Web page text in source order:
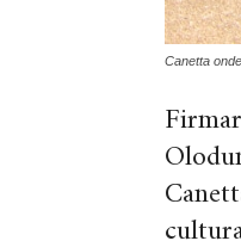
Canetta